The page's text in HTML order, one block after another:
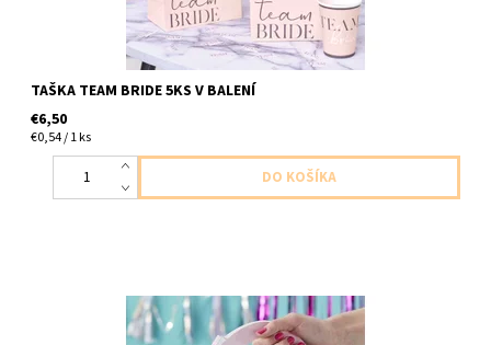
TAŠKA TEAM BRIDE 5KS V BALENÍ
€6,50
€0,54 / 1 ks
Papierové tašky plameniak ks v baleni velkost 26 x 15x 9cm